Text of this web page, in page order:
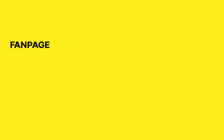
FANPAGE